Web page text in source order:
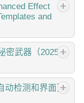
工具，提供了市场
因此，如果您是运
何其他收集GPS
能。即使您没有这
好者，我们还有新
凡体验的日子终于
是VSDC 10.1！
新效果、滿足不同
点的版本号。 一次
借助全新的
Effect
and
编辑器带来了最新
化您最常用的工
增強的效果管理、
密武器（2025
的旅行影片創作
上加上難看浮水印
动检测和界面更